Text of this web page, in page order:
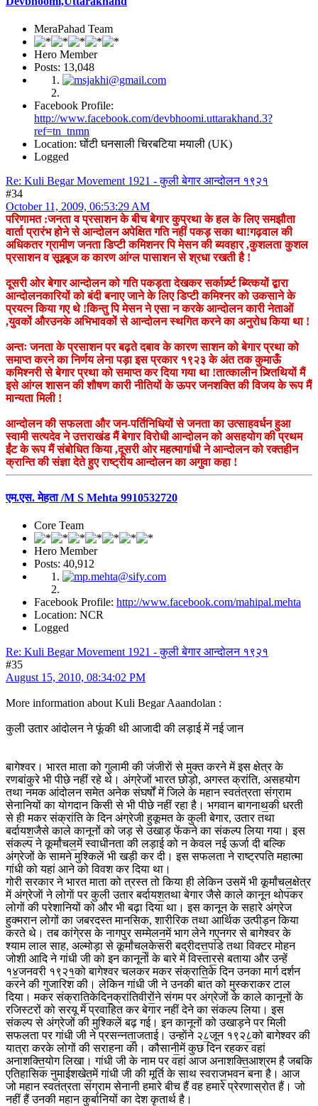
MeraPahad Team
Hero Member
Posts: 13,048
Facebook Profile:
http://www.facebook.com/devbhoomi.uttarakhand.3?
ref=tn_tnmn
Location: घोंटी घनसाली चिरबटिया मयाली (UK)
Logged
Re: Kuli Begar Movement 1921 - कुली बेगार आन्दोलन १९२१
#34
October 11, 2009, 06:53:29 AM
परिणामत :जनता व प्रसाशन के बीच बेगार कुप्रथा के हल के लिए समझौता
वार्ता प्रारंभ होने से आन्दोलन अपेक्षित गति नहीं पकड़ सका था!गढ़वाल की
अधिकतर ग्रामीण जनता डिप्टी कमिशनर पि मेसन की ब्यवहार ,कुशलता कुशल
प्रसाशन व सूझ्बूज क कारण आंग्ल पासाशन से श्रधा रखती है !
दूसरी ओर बेगार आन्दोलन को गति पकड़ता देखकर सर्कार्प्र्ष्ट ब्य्त्कियों द्बारा
आन्दोलनकारियों को बंदी बनाए जाने के लिए डिप्टी कमिश्नर को उकसाने के
प्रयत्न किया गए थे !किन्तु पि मेसन ने एसा न करके आन्दोलन कारी नेताओं
,युवकों औरउनके अभिभावकों से आन्दोलन स्थगित करने का अनुरोध किया था !
अन्तः जनता के प्रसाशन पर बढ़ते दबाव के कारण साशन को बेगार प्रथा को
समाप्त करने का निर्णय लेना पड़ा इस प्रकार १९२३ के अंत तक कुमाऊँ
कमिश्नरी से बेगार प्रथा को समाप्त कर दिया गया था !तात्कालीन प्र्श्तिथियों मैं
इसे आंग्ल शासन की शौषण कारी नीतियों के ऊपर जनशक्ति की विजय के रूप मैं
मान्यता मिली !
आन्दोलन की सफलता और जन-पर्तिनिधियों से जनता का उत्साहवर्धन हुआ
स्वामी सत्यदेव ने उत्तराखंड मैं बेगार विरोधी आन्दोलन को असहयोग की प्रथम
ईंट के रूप मैं संबोधित किया ,दूसरी ओर महत्मागांधी ने आन्दोलन को रक्तहीन
क्रान्ति की संज्ञा देते हुए राष्ट्रीय आन्दोलन का अगुवा कहा !
एम.एस. मेहता /M S Mehta 9910532720
Core Team
Hero Member
Posts: 40,912
Facebook Profile: http://www.facebook.com/mahipal.mehta
Location: NCR
Logged
Re: Kuli Begar Movement 1921 - कुली बेगार आन्दोलन १९२१
#35
August 15, 2010, 08:34:02 PM
More information about Kuli Begar Aaandolan :
कुली उतार आंदोलन ने फूंकी थी आजादी की लड़ाई में नई जान
बागेश्वर। भारत माता को गुलामी की जंजीराें से मुक्त करने में इस क्षेत्र के
रणबांकुरे भी पीछे नहीं रहे थे। अंग्रेजों भारत छोड़ो, अगस्त क्रांति, असहयोग
तथा नमक आंदोलन समेत अनेक संघर्षों में जिले के महान स्वतंत्रता संग्राम
सेनानियों का योगदान किसी से भी पीछे नहीं रहा है। भगवान बागनाथ॒की धरती
से ही मकर संक्रांति के दिन अंग्रेजी हुकूमत के कुली बेगार, उतार तथा
बर्दायश॒जैसे काले कानूनों को जड़ से उखाड़ फेंकने का संकल्प लिया गया। इस
संकल्प ने कूर्मांचल॒में स्वाधीनता की लड़ाई को न केवल नई ऊर्जा दी बल्कि
अंग्रेजों के सामने मुश्किलें भी खड़ी कर दी। इस सफलता ने राष्ट्रपति महात्मा
गांधी को यहां आने को विवश कर दिया था।
गोरी सरकार ने भारत माता को त्रस्त तो किया ही लेकिन उसमें भी कूर्मांचल॒क्षेत्र
में अंग्रेजाें ने लोगाें पर कुली उतार बर्दायश॒तथा बेगार जैसे काले कानून थोपकर
लोगों की परेशानियों को और भी बढ़ा दिया था। इस कानून के सहारे अंग्रेज
हुक्मरान लोगों का जबरदस्त मानसिक, शारीरिक तथा आर्थिक उत्पीड़न किया
करते थे। तब कांगे्रस के नागपुर सम्मेलन॒में भाग लेने गए॒नगर से बागेश्वर के
श्याम लाल साह, अल्मोड़ा से कूर्मांचल॒केसरी बद्रीदत्त॒पांडे तथा विक्टर मोहन
जोशी आदि ने गांधी जी को इन कानूनों के बारे में विस्तार॒से बताया और उन्हें
१४॒जनवरी १९२१॒को बागेश्वर चलकर मकर संक्राति॒के दिन उनका मार्ग दर्शन
करने की गुजारिश की। लेकिन गांधी जी ने उनकी बात को मुस्कराकर टाल
दिया। मकर संक्राति॒केदिन॒क्रांतिवीरों॒ने संगम पर अंग्रेजों के काले कानूनों के
रजिस्टरों को सरयू में प्रवाहित कर बेगार नहीं देने का संकल्प लिया। इस
संकल्प से अंग्रेजों की मुश्किलें बढ़ गई। इन कानूनों को उखाड़ने पर मिली
सफलता पर गांधी जी ने प्रसन्नता॒जताई। उन्हाेंने २८॒जून १९२८॒को बागेश्वर की
यात्रा करके लोगों की सराहना की। कौसानी॒में कुछ दिन रहकर वहां
अनाशक्ति॒योग लिखा। गांधी जी के नाम पर वहां आज अनाशक्ति॒आश्रम है जबकि
एतिहासिक नुमाईशखेत॒में गांधी जी की मूर्ति के साथ स्वराज॒भवन बना है। आज
जो महान स्वतंत्रता संग्राम सेनानी हमारे बीच हैं वह हमारे प्रेरणास्रोत हैं। जो
नहीं हैं उनकी महान कुर्बानियों का देश कृतार्थ है।